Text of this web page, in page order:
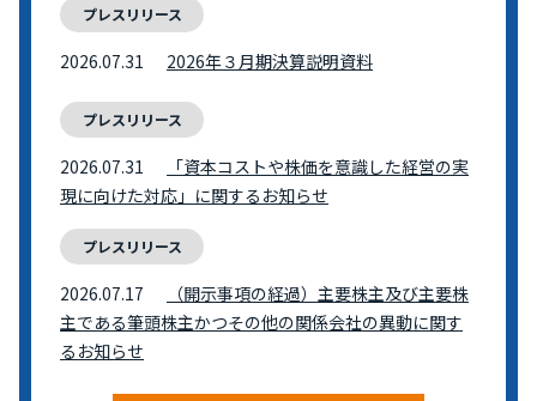
プレスリリース
2026.07.31 2026年３月期決算説明資料
プレスリリース
2026.07.31
「資本コストや株価を意識した経営の実
現に向けた対応」に関するお知らせ
プレスリリース
2026.07.17
（開示事項の経過）主要株主及び主要株
主である筆頭株主かつその他の関係会社の異動に関す
るお知らせ